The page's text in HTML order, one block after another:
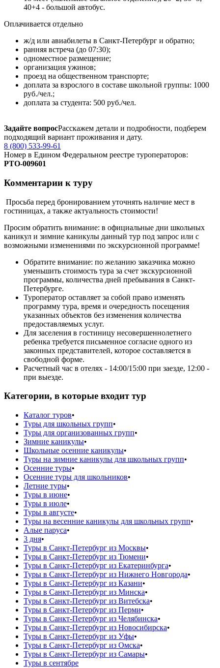
40+4 - большой автобус.
Оплачивается отдельно
ж/д или авиабилеты в Санкт-Петербург и обратно;
ранняя встреча (до 07:30);
одноместное размещение;
организация ужинов;
проезд на общественном транспорте;
доплата за взрослого в составе школьной группы: 1000
руб./чел.;
доплата за студента: 500 руб./чел.
Задайте вопросРасскажем детали и подробности, подберем
подходящий вариант проживания и дату.
8 (800) 533-99-61
Номер в Едином Федеральном реестре туроператоров:
РTO‑009601
Комментарии к туру
Просьба перед бронированием уточнять наличие мест в
гостиницах, а также актуальность стоимости!
Просим обратить внимание: в официальные дни школьных
каникул и зимние каникулы данный тур под запрос или с
возможными изменениями по экскурсионной программе!
Обратите внимание: по желанию заказчика можно
уменьшить стоимость тура за счет экскурсионной
программы, количества дней пребывания в Санкт-
Петербурге.
Туроператор оставляет за собой право изменять
программу тура, время и очередность посещения
указанных объектов без изменения количества
предоставляемых услуг.
Для заселения в гостиницу несовершеннолетнего
ребенка требуется письменное согласие одного из
законных представителей, которое составляется в
свободной форме.
Расчетный час в отелях - 14:00/15:00 при заезде, 12:00 -
при выезде.
Категории, в которые входит тур
Каталог туров•
Туры для школьных групп•
Туры для организованных групп•
Зимние каникулы•
Школьные осенние каникулы•
Туры на зимние каникулы для школьных групп•
Осенние туры•
Осенние туры для школьников•
Летние туры•
Туры в июне•
Туры в июле•
Туры в августе•
Туры на весенние каникулы для школьных групп•
Алые паруса•
3 дня•
Туры в Санкт-Петербург из Москвы•
Туры в Санкт-Петербург из Тюмени•
Туры в Санкт-Петербург из Екатеринбурга•
Туры в Санкт-Петербург из Нижнего Новгорода•
Туры в Санкт-Петербург из Казани•
Туры в Санкт-Петербург из Минска•
Туры в Санкт-Петербург из Витебска•
Туры в Санкт-Петербург из Перми•
Туры в Санкт-Петербург из Челябинска•
Туры в Санкт-Петербург из Новосибирска•
Туры в Санкт-Петербург из Уфы•
Туры в Санкт-Петербург из Омска•
Туры в Санкт-Петербург из Самары•
Туры в сентябре